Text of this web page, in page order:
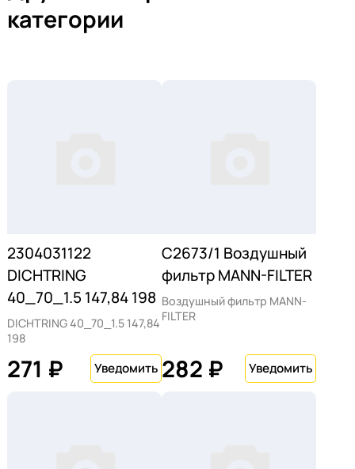
категории
2304031122
DICHTRING
40_70_1.5 147,84 198
DICHTRING 40_70_1.5 147,84
198
271 ₽
C2673/1 Воздушный
фильтр MANN-FILTER
Воздушный фильтр MANN-
FILTER
282 ₽